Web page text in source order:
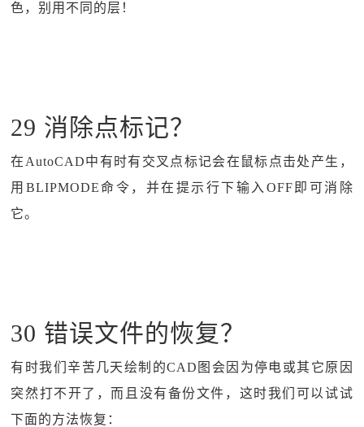
色，别用不同的层！
29 消除点标记？
在AutoCAD中有时有交叉点标记会在鼠标点击处产生，
用BLIPMODE命令，并在提示行下输入OFF即可消除
它。
30 错误文件的恢复？
有时我们辛苦几天绘制的CAD图会因为停电或其它原因
突然打不开了，而且没有备份文件，这时我们可以试试
下面的方法恢复：